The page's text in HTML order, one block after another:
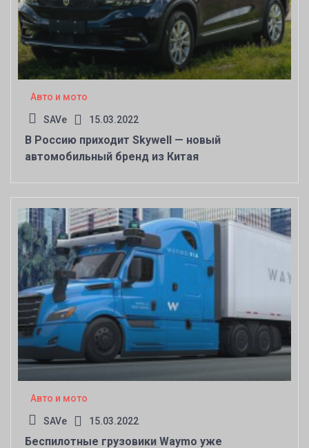
Авто и мото
SAVe 15.03.2022
В Россию приходит Skywell — новый
автомобильный бренд из Китая
Авто и мото
SAVe 15.03.2022
Беспилотные грузовики Waymo уже